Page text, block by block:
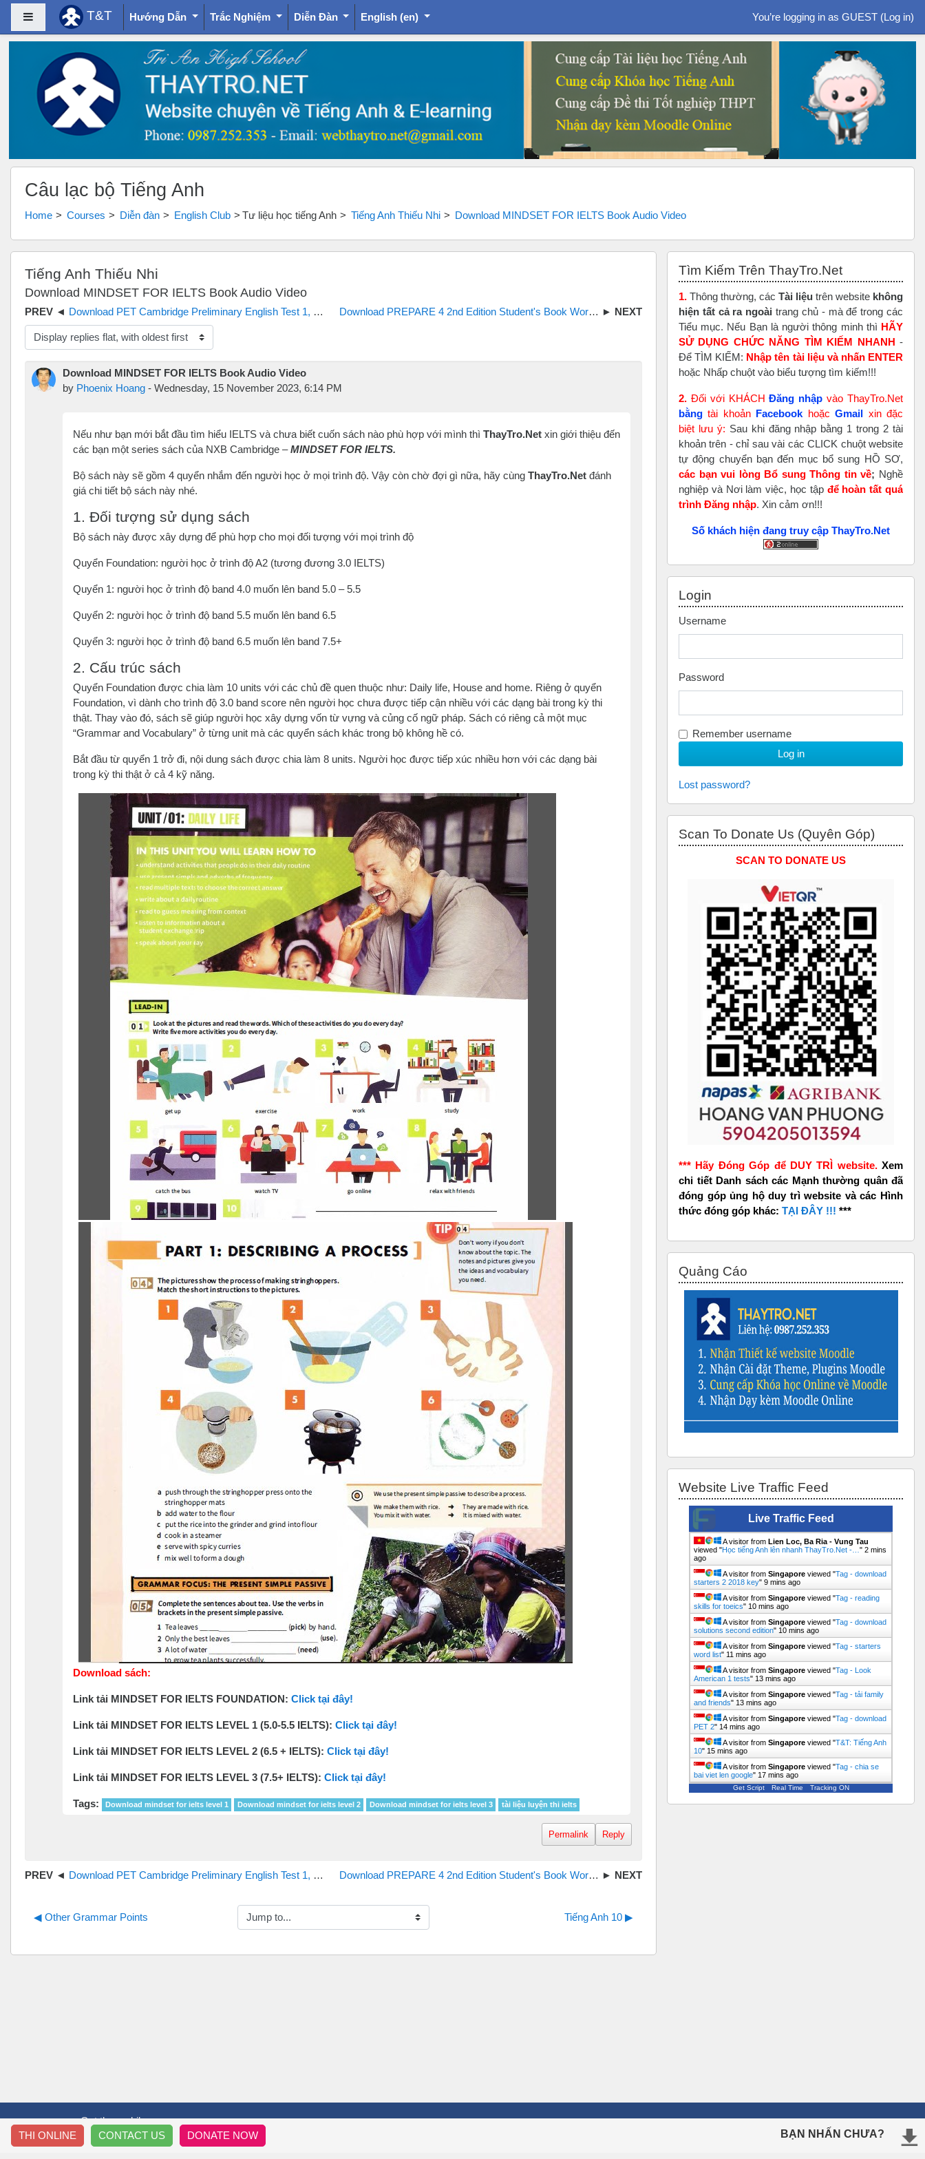
Skip to main content
Side panel T&T Hướng Dẫn Trắc Nghiệm Diễn Đàn English ‎(en)‎ You’re logging in as GUEST (Log in)
Câu lạc bộ Tiếng Anh
Home Courses Diễn đàn English Club Tư liệu học tiếng Anh Tiếng Anh Thiếu Nhi Download MINDSET FOR IELTS Book Audio Video
Tiếng Anh Thiếu Nhi
Download MINDSET FOR IELTS Book Audio Video
Download PET Cambridge Preliminary English Test 1, 2, 3... Download PREPARE 4 2nd Edition Student's Book Workbook Audio CDs
mode
Download MINDSET FOR IELTS Book Audio Video
by Phoenix Hoang - Wednesday, 15 November 2023, 6:14 PM
Nếu như bạn mới bắt đầu tìm hiểu IELTS và chưa biết cuốn sách nào phù hợp với mình thì ThayTro.Net xin giới thiệu đến
các bạn một series sách của NXB Cambridge –MINDSET FOR IELTS.
Bộ sách này sẽ gồm 4 quyển nhắm đến người học ở mọi trình độ. Vậy còn chờ đợi gì nữa, hãy cùng ThayTro.Net đánh
giá chi tiết bộ sách này nhé.
1. Đối tượng sử dụng sách
Bộ sách này được xây dựng để phù hợp cho mọi đối tượng với mọi trình độ
Quyển Foundation: người học ở trình độ A2 (tương đương 3.0 IELTS)
Quyển 1: người học ở trình độ band 4.0 muốn lên band 5.0 – 5.5
Quyển 2: người học ở trình độ band 5.5 muốn lên band 6.5
Quyển 3: người học ở trình độ band 6.5 muốn lên band 7.5+
2. Cấu trúc sách
Quyển Foundation được chia làm 10 units với các chủ đề quen thuộc như: Daily life, House and home. Riêng ở quyển
Foundation, vì dành cho trình độ 3.0 band score nên người học chưa được tiếp cận nhiều với các dạng bài trong kỳ thi
thật. Thay vào đó, sách sẽ giúp người học xây dựng vốn từ vựng và củng cố ngữ pháp. Sách có riêng cả một mục
“Grammar and Vocabulary” ở từng unit mà các quyển sách khác trong bộ không hề có.
Bắt đầu từ quyển 1 trở đi, nội dung sách được chia làm 8 units. Người học được tiếp xúc nhiều hơn với các dạng bài
trong kỳ thi thật ở cả 4 kỹ năng.
Download sách:
Link tải MINDSET FOR IELTS FOUNDATION: Click tại đây!
Link tải MINDSET FOR IELTS LEVEL 1 (5.0-5.5 IELTS): Click tại đây!
Link tải MINDSET FOR IELTS LEVEL 2 (6.5 + IELTS): Click tại đây!
Link tải MINDSET FOR IELTS LEVEL 3 (7.5+ IELTS): Click tại đây!
Tags: Download mindset for ielts level 1 Download mindset for ielts level 2 Download mindset for ielts level 3 tài liệu luyện thi ielts
Permalink Reply
Download PET Cambridge Preliminary English Test 1, 2, 3... Download PREPARE 4 2nd Edition Student's Book Workbook Audio CDs
◀︎ Other Grammar Points Jump to... Tiếng Anh 10 ▶︎
Tìm Kiếm Trên ThayTro.Net
1. Thông thường, các Tài liệu trên website không
hiện tất cả ra ngoài trang chủ - mà để trong các
Tiểu mục. Nếu Bạn là người thông minh thì HÃY
SỬ DỤNG CHỨC NĂNG TÌM KIẾM NHANH -
Để TÌM KIẾM: Nhập tên tài liệu và nhấn ENTER
hoặc Nhấp chuột vào biểu tượng tìm kiếm!!!
2. Đối với KHÁCHĐăng nhập vào ThayTro.Net
bằng tài khoản Facebook hoặcGmail xin đặc
biệt lưu ý: Sau khi đăng nhập bằng 1 trong 2 tài
khoản trên - chỉ sau vài các CLICK chuột website
tự động chuyển bạn đến mục bổ sung HỒ SƠ,
các bạn vui lòng Bổ sung Thông tin về; Nghề
nghiệp và Nơi làm việc, học tập để hoàn tấtquá
trình Đăng nhập. Xin cảm ơn!!!
Số khách hiện đang truy cập ThayTro.Net
Login
Username
Password
Remember username
Lost password?
Scan To Donate Us (Quyên Góp)
SCAN TO DONATE US
*** Hãy Đóng Góp để DUY TRÌ website. Xem
chi tiết Danh sách các Mạnh thường quân đã
đóng góp ủng hộ duy trì website và các Hình
thức đóng góp khác: TẠI ĐÂY !!! ***
Quảng Cáo
Website Live Traffic Feed
Live Traffic Feed
A visitor from Lien Loc, Ba Ria - Vung Tau
viewed "Học tiếng Anh lên nhanh ThayTro.Net -…" 2 mins
ago
A visitor from Singapore viewed "Tag - download
starters 2 2018 key" 9 mins ago
A visitor from Singapore viewed "Tag - reading
skills for toeics" 10 mins ago
A visitor from Singapore viewed "Tag - download
solutions second edition" 10 mins ago
A visitor from Singapore viewed "Tag - starters
word list" 11 mins ago
A visitor from Singapore viewed "Tag - Look
American 1 tests" 13 mins ago
A visitor from Singapore viewed "Tag - tải family
and friends" 13 mins ago
A visitor from Singapore viewed "Tag - download
PET 2" 14 mins ago
A visitor from Singapore viewed "T&T: Tiếng Anh
10" 15 mins ago
A visitor from Singapore viewed "Tag - chia se
bai viet len google" 17 mins ago
Get Script Real Time Tracking ON
Get the mobile app
BẠN NHẤN CHƯA?
THI ONLINE CONTACT US DONATE NOW
T&T THẦY TRÒ